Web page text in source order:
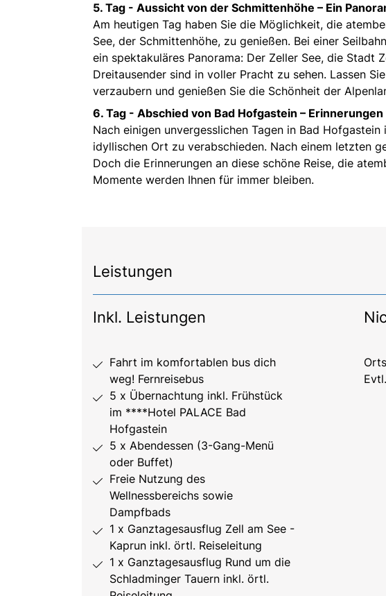
5. Tag - Aussicht von der Schmittenhöhe – Ein
Am heutigen Tag haben Sie die Möglichkeit, die
See, der Schmittenhöhe, zu genießen. Bei einer
ein spektakuläres Panorama: Der Zeller See, die Stadt
Dreitausender sind in voller Pracht zu sehen. Lassen
verzaubern und genießen Sie die Schönheit der
6. Tag - Abschied von Bad Hofgastein –
Nach einigen unvergesslichen Tagen in Bad
idyllischen Ort zu verabschieden. Nach einem letzten
Doch die Erinnerungen an diese schöne Reise, die
Momente werden Ihnen für immer bleiben.
Leistungen
Inkl. Leistungen
Fahrt im komfortablen bus dich
weg! Fernreisebus
5 x Übernachtung inkl. Frühstück
im ****Hotel PALACE Bad
Hofgastein
5 x Abendessen (3-Gang-Menü
oder Buffet)
Freie Nutzung des
Wellnessbereichs sowie
Dampfbads
1 x Ganztagesausflug Zell am See -
Kaprun inkl. örtl. Reiseleitung
1 x Ganztagesausflug Rund um die
Schladminger Tauern inkl. örtl.